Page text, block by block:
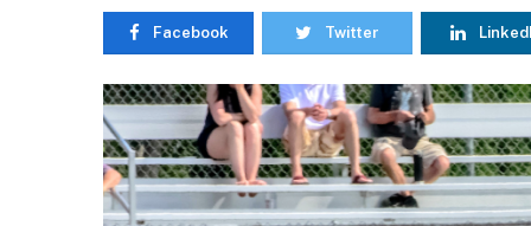
Facebook Twitter